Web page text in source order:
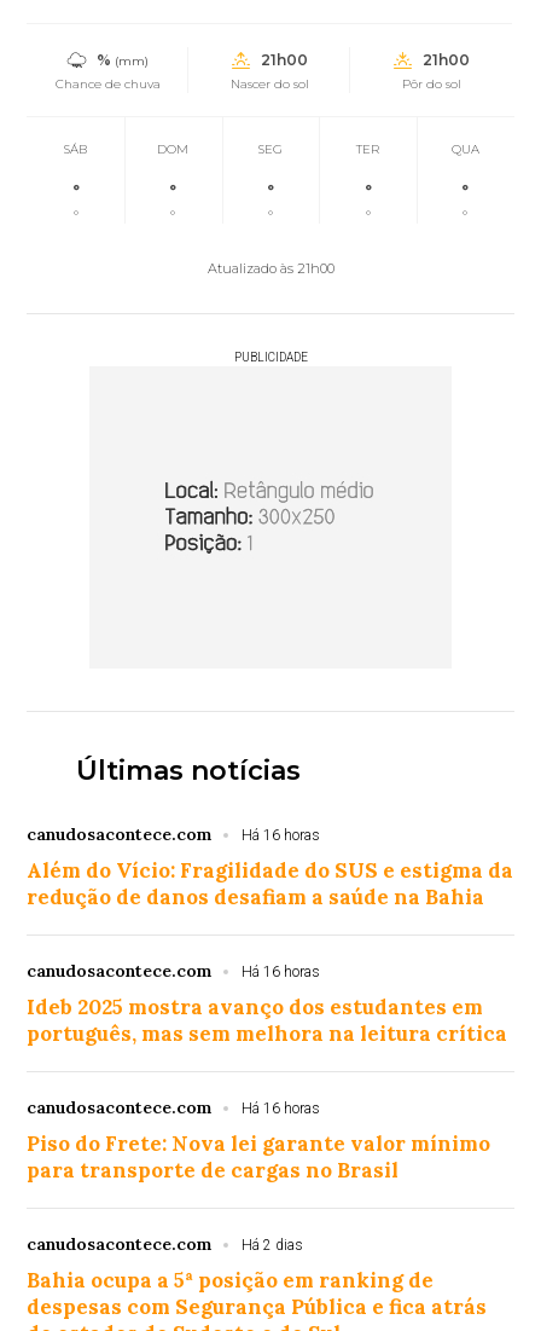
% (mm)
Chance de chuva
21h00
Nascer do sol
21h00
Pôr do sol
SÁB
°
°
DOM
°
°
SEG
°
°
TER
°
°
QUA
°
°
Atualizado às 21h00
PUBLICIDADE
Últimas notícias
canudosacontece.com Há 16 horas
Além do Vício: Fragilidade do SUS e estigma da
redução de danos desafiam a saúde na Bahia
canudosacontece.com Há 16 horas
Ideb 2025 mostra avanço dos estudantes em
português, mas sem melhora na leitura crítica
canudosacontece.com Há 16 horas
Piso do Frete: Nova lei garante valor mínimo
para transporte de cargas no Brasil
canudosacontece.com Há 2 dias
Bahia ocupa a 5ª posição em ranking de
despesas com Segurança Pública e fica atrás